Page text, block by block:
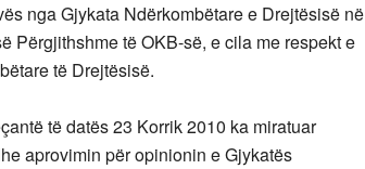
nga Gjykata Ndërkombëtare e Drejtësisë në
Përgjithshme të OKB-së, e cila me respekt e
të Drejtësisë.
të datës 23 Korrik 2010 ka miratuar
aprovimin për opinionin e Gjykatës